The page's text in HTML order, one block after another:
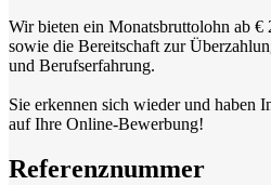
Wir bieten ein Monatsbruttolohn ab €
sowie die Bereitschaft zur
und Berufserfahrung.
Sie erkennen sich wieder und haben
auf Ihre Online-Bewerbung!
Referenznummer